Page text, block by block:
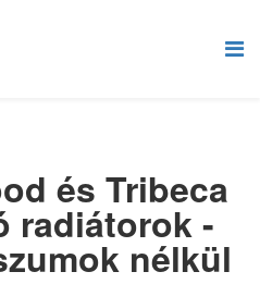
és Tribeca
radiátorok -
nélkül